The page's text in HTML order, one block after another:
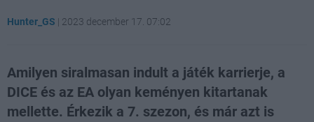
Hunter_GS | 2023 december 17. 07:02
Amilyen siralmasan indult a játék karrierje, a
DICE és az EA olyan keményen kitartanak
mellette. Érkezik a 7. szezon, és már azt is